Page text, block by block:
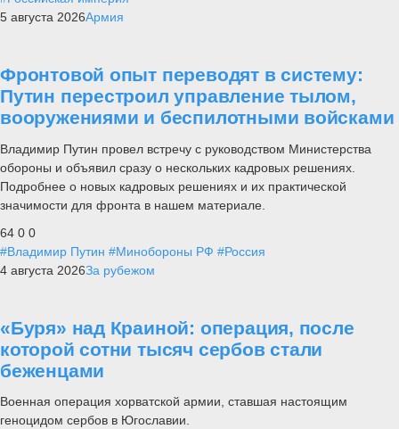
5 августа 2026Армия
Фронтовой опыт переводят в систему:
Путин перестроил управление тылом,
вооружениями и беспилотными войсками
Владимир Путин провел встречу с руководством Министерства
обороны и объявил сразу о нескольких кадровых решениях.
Подробнее о новых кадровых решениях и их практической
значимости для фронта в нашем материале.
64 0 0
#Владимир Путин #Минобороны РФ #Россия
4 августа 2026За рубежом
«Буря» над Краиной: операция, после
которой сотни тысяч сербов стали
беженцами
Военная операция хорватской армии, ставшая настоящим
геноцидом сербов в Югославии.